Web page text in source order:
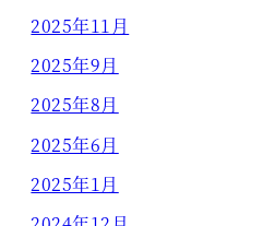
2025年11月
2025年9月
2025年8月
2025年6月
2025年1月